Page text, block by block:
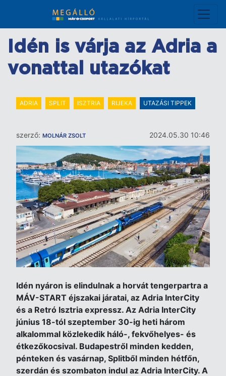
tartalomra
Idén is várja az Adria a
vonattal utazókat
ADRIA SPLIT ISZTRIA RIJEKA UTAZÁSI TIPPEK
2024.05.30 10:46
szerző: MOLNÁR ZSOLT
Idén nyáron is elindulnak a horvát tengerpartra a
MÁV-START éjszakai járatai, az Adria InterCity
és a Retró Isztria expressz. Az Adria InterCity
június 18-tól szeptember 30-ig heti három
alkalommal közlekedik háló-, fekvőhelyes- és
étkezőkocsival. Budapestről minden kedden,
pénteken és vasárnap, Splitből minden hétfőn,
szerdán és szombaton indul az Adria InterCity. A